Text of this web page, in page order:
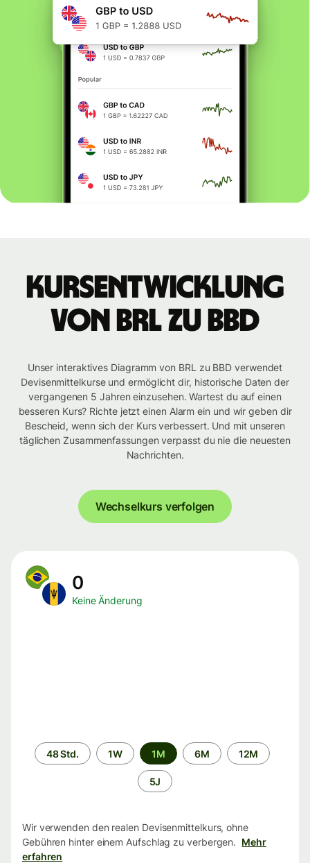
Kursentwicklung
von BRL zu BBD
Unser interaktives Diagramm von BRL zu BBD verwendet
Devisenmittelkurse und ermöglicht dir, historische Daten der
vergangenen 5 Jahren einzusehen. Wartest du auf einen
besseren Kurs? Richte jetzt einen Alarm ein und wir geben dir
Bescheid, wenn sich der Kurs verbessert. Und mit unseren
täglichen Zusammenfassungen verpasst du nie die neuesten
Nachrichten.
Wechselkurs verfolgen
0
Keine Änderung
Zeitraum
48 Std. 1W 1M 6M 12M
5J
Wir verwenden den realen Devisenmittelkurs, ohne
Gebühren hinter einem Aufschlag zu verbergen. Mehr
erfahren